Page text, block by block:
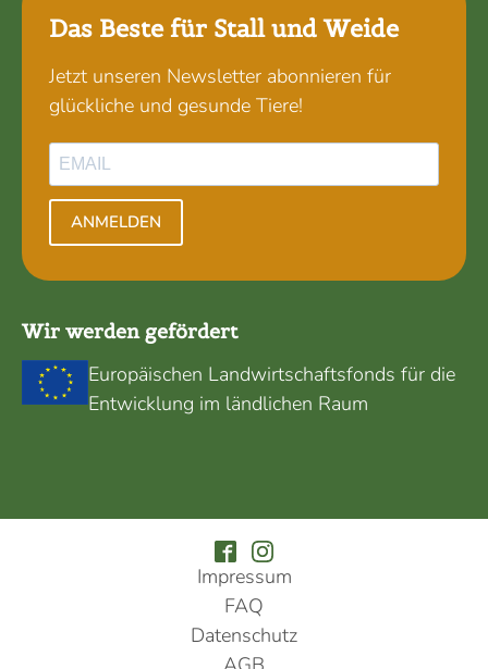
Das Beste für Stall und Weide
Jetzt unseren Newsletter abonnieren für
glückliche und gesunde Tiere!
ANMELDEN
Wir werden gefördert
Europäischen Landwirtschaftsfonds für die
Entwicklung im ländlichen Raum
Impressum
FAQ
Datenschutz